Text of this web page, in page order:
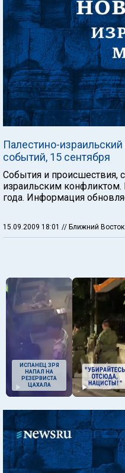
Палестино-
событий, 15 сентября
События и происшествия,
израильским конфликтом.
года. Информация
15.09.2009 18:01 // Ближний Восток
ИСПАНЕЦ ЗРЯ
НАПАЛ НА
РЕЗЕРВИСТА
ЦАХАЛА